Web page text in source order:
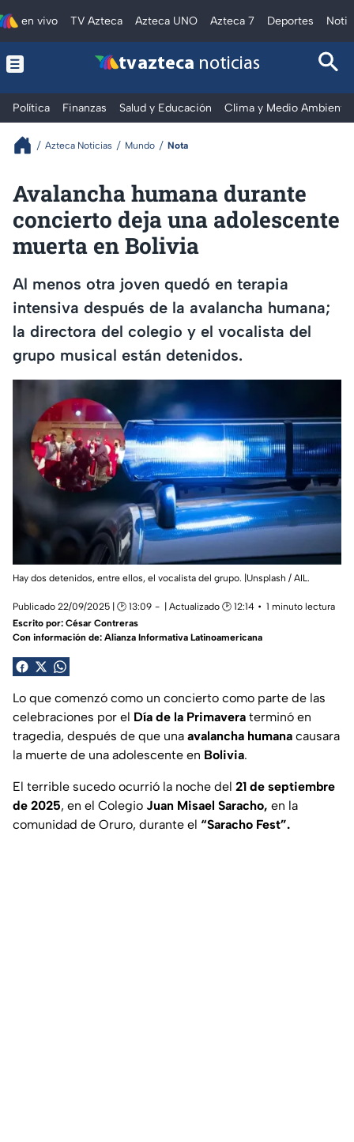
en vivo TV Azteca Azteca UNO Azteca 7 Deportes
tv azteca noticias
Política Finanzas Salud y Educación Clima y Medio Ambiente
Azteca Noticias Mundo Nota
Avalancha humana durante
concierto deja una adolescente
muerta en Bolivia
Al menos otra joven quedó en terapia
intensiva después de la avalancha humana;
la directora del colegio y el vocalista del
grupo musical están detenidos.
Hay dos detenidos, entre ellos, el vocalista del grupo. |Unsplash / AIL.
Publicado 22/09/2025 | 🕑 13:09 | Actualizado 🕑 12:14
1 minuto lectura
Escrito por: César Contreras
Con información de: Alianza Informativa Latinoamericana
Lo que comenzó como un concierto como parte de las
celebraciones por el Día de la Primavera terminó en
tragedia, después de que una avalancha humana causara
la muerte de una adolescente en Bolivia.
El terrible sucedo ocurrió la noche del 21 de septiembre
de 2025, en el Colegio Juan Misael Saracho, en la
comunidad de Oruro, durante el “Saracho Fest”.